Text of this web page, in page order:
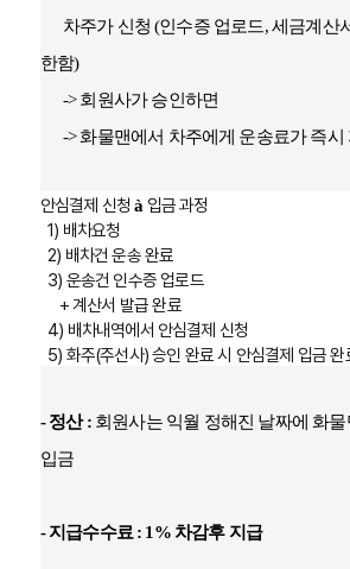
차주가 신청 (인수증 업로드, 세금계산
한함)
-> 회원사가 승인하면
-> 화물맨에서 차주에게 운송료가 즉시
안심결제 신청à 입금 과정
1) 배차요청
2) 배차건 운송 완료
3) 운송건 인수증 업로드
+계산서 발급 완료
4) 배차내역에서 안심결제 신청
5) 화주(주선사)승인 완료 시 안심결제 입금 완
- 정산 :회원사는 익월 정해진 날짜에 화
입금
- 지급수수료 : 1% 차감후 지급